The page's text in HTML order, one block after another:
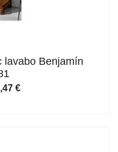
lavabo Benjamín
€